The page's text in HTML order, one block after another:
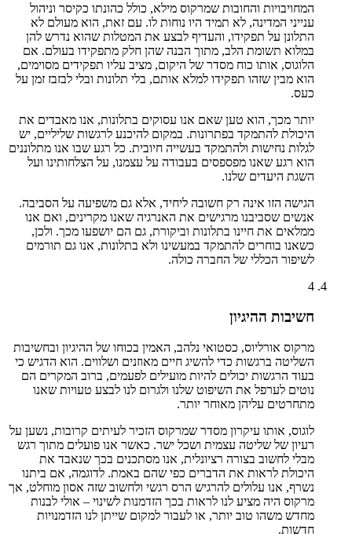
המחויבויות והחובות שמרקוס מילא, כולל כהונתו כקיסר וניהול
ענייני המדינה, לא תמיד היו נוחות לו. עם זאת, הוא מעולם לא
התלונן על תפקידו, והעדיף לבצע את המטלות שהוא נדרש להן
במלוא תשומת הלב, מתוך הבנה שהן חלק מתפקידו בעולם. אם
הלוגוס, אותו כוח מסדר של היקום, מציב עליו תפקידים מסוימים,
הוא מבין שזהו תפקידו למלא אותם, בלי תלונות ובלי לבזבז זמן על
כעס.
יותר מכך, הוא טען שאם אנו עסוקים בתלונות, אנו מאבדים את
היכולת להתמקד בפתרונות. במקום להיכנע לרגשות שליליים, יש
לגלות נחישות ולהתמקד בעשייה חיובית. כל רגע שבו אנו מתלוננים
הוא רגע שאנו מפספסים בעבודה על עצמנו, על הצלחותינו ועל
השגת היעדים שלנו.
הגישה הזו אינה רק חשובה ליחיד, אלא גם משפיעה על הסביבה.
אנשים שסביבנו מרגישים את האנרגיה שאנו מקרינים, ואם אנו
ממלאים את חיינו בתלונות וביקורת, גם הם יושפעו מכך. ולכן,
כשאנו בוחרים להתמקד במעשינו ולא בתלונות, אנו גם תורמים
לשיפור הכללי של החברה כולה.
4
חשיבות ההיגיון
מרקוס אורליוס, כסטואי נלהב, האמין בכוחו של ההיגיון ובחשיבות
השליטה ברגשות כדי להשיג חיים מאוזנים ושלווים. הוא הדגיש כי
בעוד הרגשות יכולים להיות מועילים לפעמים, ברוב המקרים הם
נוטים לערפל את השיפוט שלנו ולגרום לנו לבצע טעויות שאנו
מתחרטים עליהן מאוחר יותר.
לוגוס, אותו עיקרון מסדר שמרקוס הזכיר לעיתים קרובות, נשען על
רעיון של שליטה עצמית ושכל ישר. כאשר אנו פועלים מתוך רגש
מבלי לחשוב בצורה רציונלית, אנו מסתכנים בכך שנאבד את
היכולת לראות את הדברים כפי שהם באמת. לדוגמה, אם ביתנו
נשרף, אנו עלולים להרגיש הרס רגשי ולחשוב שזה אסון מוחלט, אך
מרקוס היה מציע לנו לראות בכך הזדמנות לשינוי – אולי לבנות
מחדש משהו טוב יותר, או לעבור למקום שייתן לנו הזדמנויות
חדשות.